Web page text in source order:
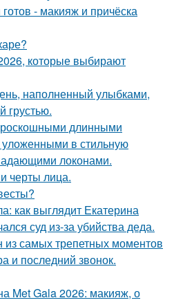
- макияж и причёска
которые выбирают
наполненный улыбками,
грустью.
длинными
в стильную
локонами.
черты лица.
как выглядит Екатерина
суд из-за убийства деда.
из самых трепетных моментов
и последний звонок.
Met Gala 2026: макияж, о